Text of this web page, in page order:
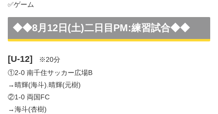
✅ゲーム
◆◆8月12日(土)二日目PM:練習試合◆◆
[U-12]
※20分
①2-0 南千住サッカー広場B
→晴輝(海斗).晴輝(元樹)
②1-0 両国FC
→海斗(杏樹)